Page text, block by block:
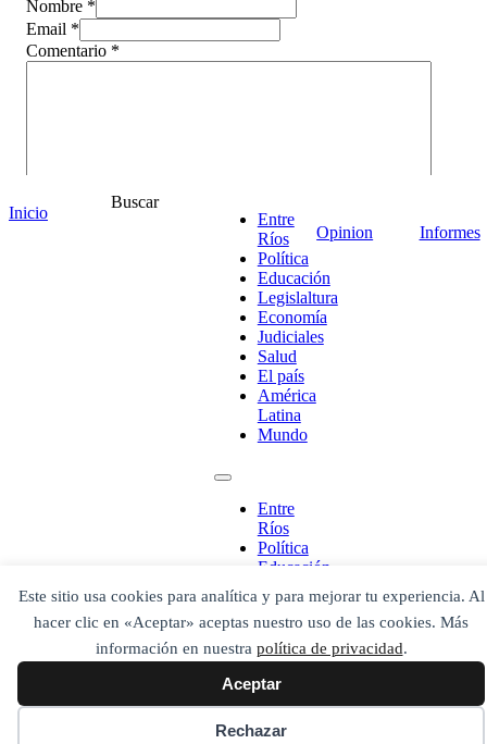
Este sitio usa cookies para analítica y para mejorar tu experiencia. Al
hacer clic en «Aceptar» aceptas nuestro uso de las cookies. Más
información en nuestra política de privacidad.
Aceptar
Rechazar
Nombre *
Email *
Comentario *
Inicio
Buscar
Entre
Ríos
Política
Educación
Legislaltura
Economía
Judiciales
Salud
El país
América
Latina
Mundo
Entre
Ríos
Política
Educación
Legislaltura
Economía
Judiciales
Salud
El país
América
Latina
Mundo
Opinion Informes
¡Ponete en contacto!
luego presiona el botón "buscar"
Buscar